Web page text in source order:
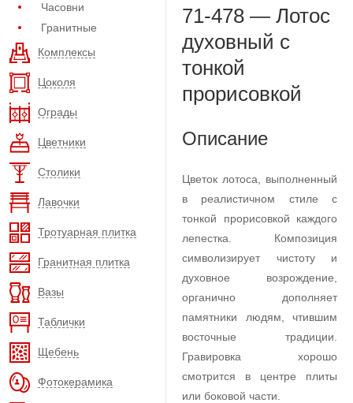
Часовни
Гранитные
Комплексы
Цоколя
Ограды
Цветники
Столики
Лавочки
Тротуарная плитка
Гранитная плитка
Вазы
Таблички
Щебень
Фотокерамика
71-478 — Лотос
духовный с
тонкой
прорисовкой
Описание
Цветок лотоса, выполненный
в реалистичном стиле с
тонкой прорисовкой каждого
лепестка. Композиция
символизирует чистоту и
духовное возрождение,
органично дополняет
памятники людям, чтившим
восточные традиции.
Гравировка хорошо
смотрится в центре плиты
или боковой части.